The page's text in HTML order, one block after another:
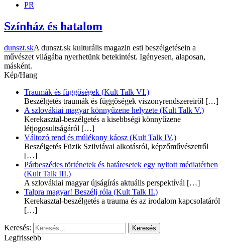
PR
Színház és hatalom
dunszt.skA dunszt.sk kulturális magazin esti beszélgetésein a
művészet világába nyerhetünk betekintést. Igényesen, alaposan,
másként.
Kép/Hang
Traumák és függőségek (Kult Talk VI.)
Beszélgetés traumák és függőségek viszonyrendszereiről […]
A szlovákiai magyar könnyűzene helyzete (Kult Talk V.)
Kerekasztal-beszélgetés a kisebbségi könnyűzene
létjogosultságáról […]
Változó rend és múlékony káosz (Kult Talk IV.)
Beszélgetés Füzik Szilviával alkotásról, képzőművészetről
[…]
Párbeszédes történetek és határesetek egy nyitott médiatérben
(Kult Talk III.)
A szlovákiai magyar újságírás aktuális perspektívái […]
Talpra magyar! Beszélj róla (Kult Talk II.)
Kerekasztal-beszélgetés a trauma és az irodalom kapcsolatáról
[…]
Keresés:
Legfrissebb